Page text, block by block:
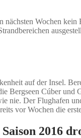
Wochen
auf der Insel.
Bergseen Cúber
nie. Der Flughafen
vor Wochen die
2016